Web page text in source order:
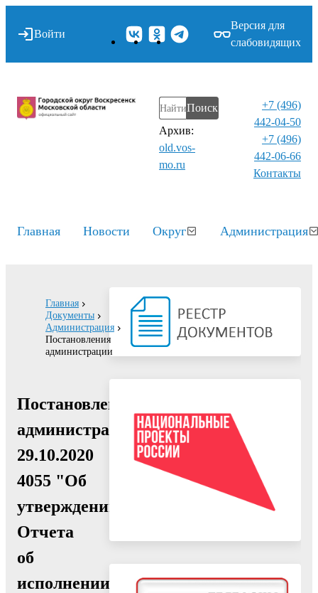
Войти
Версия для
слабовидящих
Поиск
Архив:
old.vos-
mo.ru
+7 (496)
442-04-50
+7 (496)
442-06-66
Контакты⁠
Главная Новости Округ Администрация
Главная
Документы
Администрация
Постановления
администрации
Постановление
администрации
29.10.2020
4055 "Об
утверждении
Отчета
об
исполнении